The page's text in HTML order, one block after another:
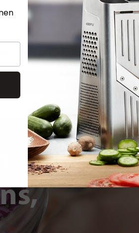
Cookie settings
only functional cookies
About Us